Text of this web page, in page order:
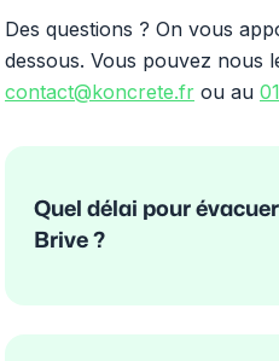
Des questions ? On vous
dessous. Vous pouvez nous
contact@koncrete.fr ou au
Quel délai pour
Brive ?